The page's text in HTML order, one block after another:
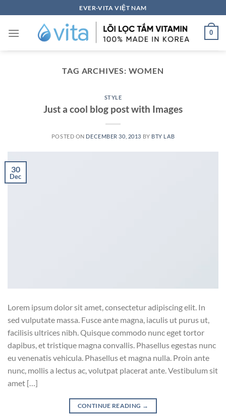
to
content
EVER-VITA VIỆT NAM
0
TAG ARCHIVES: WOMEN
STYLE
Just a cool blog post with Images
POSTED ON DECEMBER 30, 2013 BY BTY LAB
30
Dec
Lorem ipsum dolor sit amet, consectetur adipiscing elit. In
sed vulputate massa. Fusce ante magna, iaculis ut purus ut,
facilisis ultrices nibh. Quisque commodo nunc eget tortor
dapibus, et tristique magna convallis. Phasellus egestas nunc
eu venenatis vehicula. Phasellus et magna nulla. Proin ante
nunc, mollis a lectus ac, volutpat placerat ante. Vestibulum sit
amet […]
CONTINUE READING →